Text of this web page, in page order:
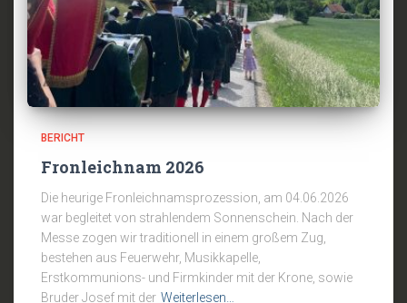
BERICHT
Fronleichnam 2026
Die heurige Fronleichnamsprozession, am 04.06.2026
war begleitet von strahlendem Sonnenschein. Nach der
Messe zogen wir traditionell in einem großem Zug,
bestehen aus Feuerwehr, Musikkapelle,
Erstkommunions- und Firmkinder mit der Krone, sowie
Bruder Josef mit der Weiterlesen…